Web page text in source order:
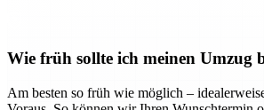
Wie früh sollte ich meinen Umzug
Am besten so früh wie möglich –